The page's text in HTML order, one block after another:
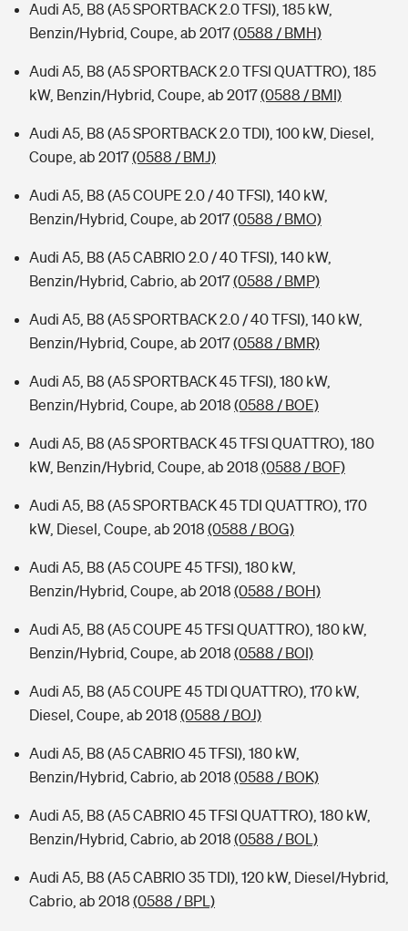
Audi A5, B8 (A5 SPORTBACK 2.0 TFSI), 185 kW,
Benzin/Hybrid, Coupe, ab 2017(0588 / BMH)
Audi A5, B8 (A5 SPORTBACK 2.0 TFSI QUATTRO), 185
kW, Benzin/Hybrid, Coupe, ab 2017(0588 / BMI)
Audi A5, B8 (A5 SPORTBACK 2.0 TDI), 100 kW, Diesel,
Coupe, ab 2017(0588 / BMJ)
Audi A5, B8 (A5 COUPE 2.0 / 40 TFSI), 140 kW,
Benzin/Hybrid, Coupe, ab 2017(0588 / BMO)
Audi A5, B8 (A5 CABRIO 2.0 / 40 TFSI), 140 kW,
Benzin/Hybrid, Cabrio, ab 2017(0588 / BMP)
Audi A5, B8 (A5 SPORTBACK 2.0 / 40 TFSI), 140 kW,
Benzin/Hybrid, Coupe, ab 2017(0588 / BMR)
Audi A5, B8 (A5 SPORTBACK 45 TFSI), 180 kW,
Benzin/Hybrid, Coupe, ab 2018 (0588 / BOE)
Audi A5, B8 (A5 SPORTBACK 45 TFSI QUATTRO), 180
kW, Benzin/Hybrid, Coupe, ab 2018 (0588 / BOF)
Audi A5, B8 (A5 SPORTBACK 45 TDI QUATTRO), 170
kW, Diesel, Coupe, ab 2018 (0588 / BOG)
Audi A5, B8 (A5 COUPE 45 TFSI), 180 kW,
Benzin/Hybrid, Coupe, ab 2018 (0588 / BOH)
Audi A5, B8 (A5 COUPE 45 TFSI QUATTRO), 180 kW,
Benzin/Hybrid, Coupe, ab 2018 (0588 / BOI)
Audi A5, B8 (A5 COUPE 45 TDI QUATTRO), 170 kW,
Diesel, Coupe, ab 2018 (0588 / BOJ)
Audi A5, B8 (A5 CABRIO 45 TFSI), 180 kW,
Benzin/Hybrid, Cabrio, ab 2018 (0588 / BOK)
Audi A5, B8 (A5 CABRIO 45 TFSI QUATTRO), 180 kW,
Benzin/Hybrid, Cabrio, ab 2018 (0588 / BOL)
Audi A5, B8 (A5 CABRIO 35 TDI), 120 kW, Diesel/Hybrid,
Cabrio, ab 2018 (0588 / BPL)